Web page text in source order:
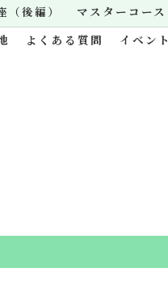
（後編） マスターコース
よくある質問 イベント